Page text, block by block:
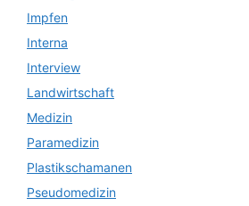
Impfen
Interna
Interview
Landwirtschaft
Medizin
Paramedizin
Plastikschamanen
Pseudomedizin